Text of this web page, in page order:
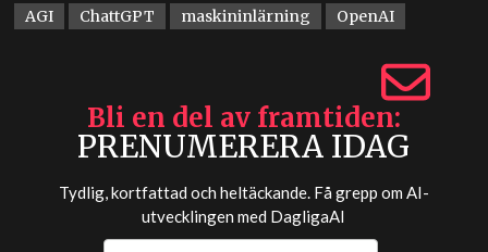
AGI ChattGPT maskininlärning OpenAI
Bli en del av framtiden
PRENUMERERA IDAG
Tydlig, kortfattad och heltäckande. Få grepp om AI-
utvecklingen med DagligaAI